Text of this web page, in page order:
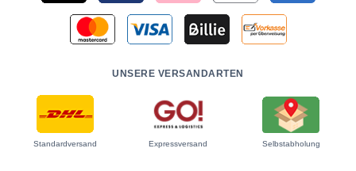
UNSERE VERSANDARTEN
Standardversand Expressversand Selbstabholung